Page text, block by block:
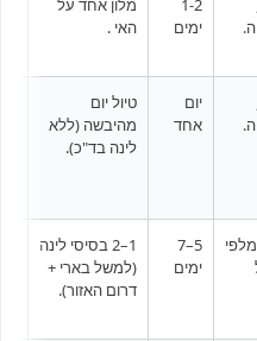
1-2
ימים
מלון אחד על
האי .
יום
אחד
טיול יום
מהיבשה (ללא
לינה בד"כ).
5–7
ימים
1–2 בסיסי לינה
(למשל בארי +
דרום האזור).